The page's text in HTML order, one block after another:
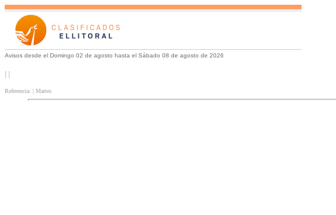
Avisos desde el Domingo 02 de agosto hasta el Sábado 08 de agosto de 2026
| |
Referencia: | Martes